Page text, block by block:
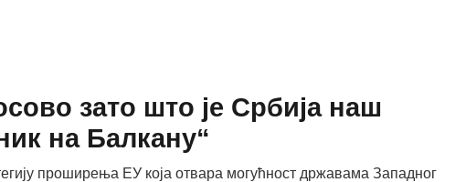
зато што је Србија наш
на Балкану“
проширења ЕУ која отвара могућност државама Западног